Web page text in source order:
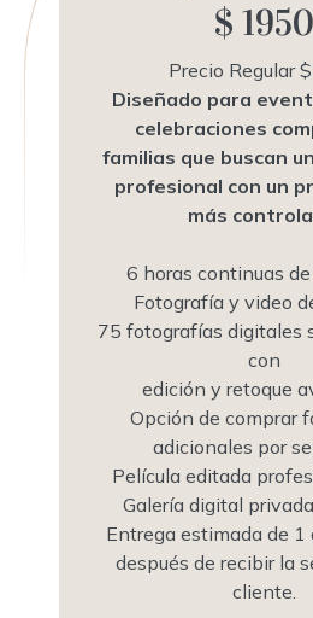
$ 1950
Precio Regular
Diseñado para
celebraciones
familias que buscan
profesional con un
más
6 horas continuas
Fotografía y video
75 fotografías digitales
con
edición y retoque
Opción de comprar
adicionales por
Película editada
Galería digital
Entrega estimada de 1
después de recibir la
cliente.